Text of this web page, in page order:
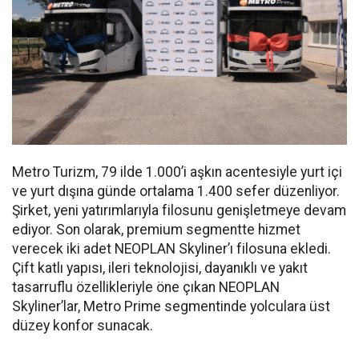
Metro Turizm, 79 ilde 1.000’i aşkın acentesiyle yurt içi
ve yurt dışına günde ortalama 1.400 sefer düzenliyor.
Şirket, yeni yatırımlarıyla filosunu genişletmeye devam
ediyor. Son olarak, premium segmentte hizmet
verecek iki adet NEOPLAN Skyliner’ı filosuna ekledi.
Çift katlı yapısı, ileri teknolojisi, dayanıklı ve yakıt
tasarruflu özellikleriyle öne çıkan NEOPLAN
Skyliner’lar, Metro Prime segmentinde yolculara üst
düzey konfor sunacak.